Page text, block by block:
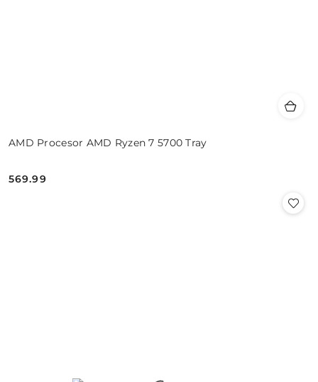
AMD Procesor AMD Ryzen 7 5700 Tray
Cena:
569.99